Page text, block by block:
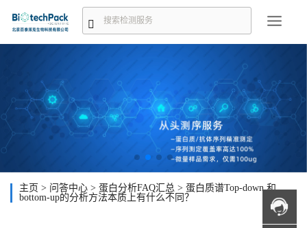
主页 > 问答中心 > 蛋白分析FAQ汇总 > 蛋白质谱Top-down 和
bottom-up的分析方法本质上有什么不同？